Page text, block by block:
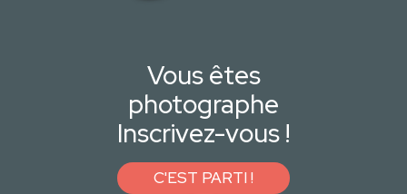
Vous êtes
photographe
Inscrivez-vous !
C'EST PARTI !